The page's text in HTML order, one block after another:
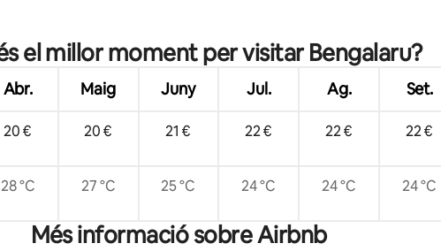
total de 5; 179 avaluacions
el millor moment per visitar Bengalaru?
Abr. Maig Juny Jul. Ag. Set.
20 € 20 € 21 € 22 € 22 € 22 €
28 °C 27 °C 25 °C 24 °C 24 °C 24 °C
Més informació sobre Airbnb